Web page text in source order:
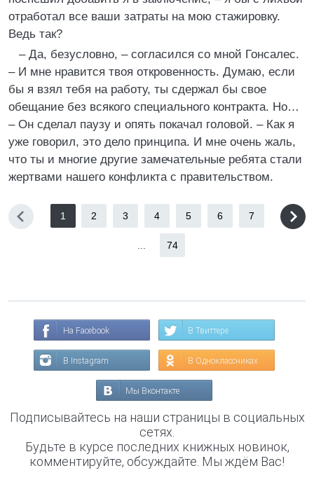
отработал все ваши затраты на мою стажировку.
Ведь так?
– Да, безусловно, – согласился со мной Гонсалес.
– И мне нравится твоя откровенность. Думаю, если
бы я взял тебя на работу, ты сдержал бы свое
обещание без всякого специального контракта. Но…
– Он сделал паузу и опять покачал головой. – Как я
уже говорил, это дело принципа. И мне очень жаль,
что ты и многие другие замечательные ребята стали
жертвами нашего конфликта с правительством.
1 2 3 4 5 6 7
74
На Facebook В Твиттере
В Instagram В Одноклассниках
Мы Вконтакте
Подписывайтесь на наши страницы в социальных
сетях.
Будьте в курсе последних книжных новинок,
комментируйте, обсуждайте. Мы ждём Вас!